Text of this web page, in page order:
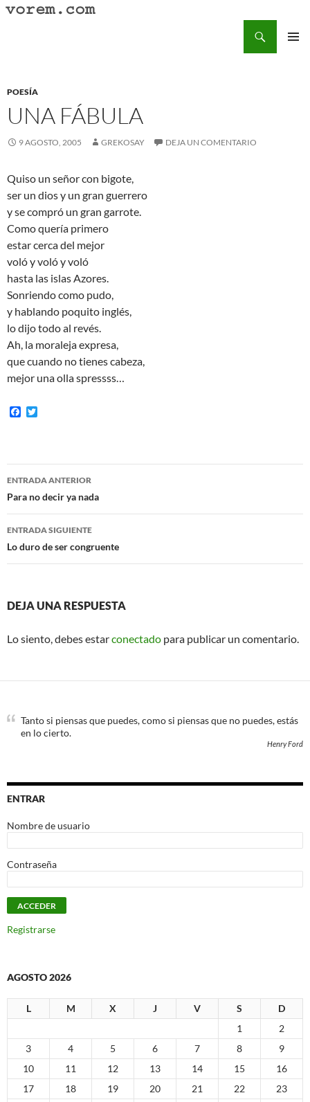
Saltar
POESÍA
UNA FÁBULA
9 AGOSTO, 2005 GREKOSAY DEJA UN COMENTARIO
Quiso un señor con bigote,
ser un dios y un gran guerrero
y se compró un gran garrote.
Como quería primero
estar cerca del mejor
voló y voló y voló
hasta las islas Azores.
Sonriendo como pudo,
y hablando poquito inglés,
lo dijo todo al revés.
Ah, la moraleja expresa,
que cuando no tienes cabeza,
mejor una olla spressss…
F
o
o
e
r
Navegación
de
entradas
ENTRADA ANTERIOR
Para no decir ya nada
ENTRADA SIGUIENTE
Lo duro de ser congruente
DEJA UNA RESPUESTA
Lo siento, debes estarconectado para publicar un comentario.
Tanto si piensas que puedes, como si piensas que no puedes, estás
en lo cierto.
Henry Ford
ENTRAR
Nombre de usuario
Contraseña
Registrarse
AGOSTO 2026
L M X J V S
D
1
2
3
4 5 6 7 8
9
10
11 12 13 14 15
16
17
18 19 20 21 22
23